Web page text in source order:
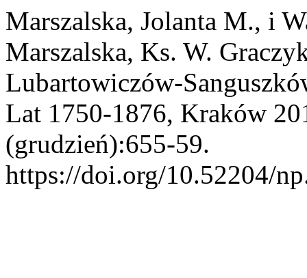
Marszalska, Jolanta M., i
Marszalska, Ks. W.
Lubartowiczów-
Lat 1750-1876, Kraków
(grudzień):655-59.
https://doi.org/10.52204/